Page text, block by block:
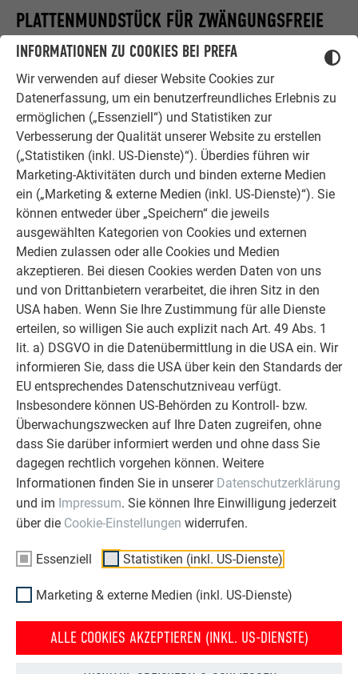
INFORMATIONEN ZU COOKIES BEI PREFA
Wir verwenden auf dieser Website Cookies zur
Datenerfassung, um ein benutzerfreundliches Erlebnis zu
ermöglichen („Essenziell“) und Statistiken zur
Verbesserung der Qualität unserer Website zu erstellen
(„Statistiken (inkl. US-Dienste)“). Überdies führen wir
Marketing-Aktivitäten durch und binden externe Medien
ein („Marketing & externe Medien (inkl. US-Dienste)“). Sie
können entweder über „Speichern“ die jeweils
ausgewählten Kategorien von Cookies und externen
Medien zulassen oder alle Cookies und Medien
akzeptieren. Bei diesen Cookies werden Daten von uns
und von Drittanbietern verarbeitet, die ihren Sitz in den
USA haben. Wenn Sie Ihre Zustimmung für alle Dienste
erteilen, so willigen Sie auch explizit nach Art. 49 Abs. 1
lit. a) DSGVO in die Datenübermittlung in die USA ein. Wir
informieren Sie, dass die USA über kein den Standards der
EU entsprechendes Datenschutzniveau verfügt.
Insbesondere können US-Behörden zu Kontroll- bzw.
Überwachungszwecken auf Ihre Daten zugreifen, ohne
dass Sie darüber informiert werden und ohne dass Sie
dagegen rechtlich vorgehen können. Weitere
Informationen finden Sie in unserer Datenschutzerklärung
und im Impressum. Sie können Ihre Einwilligung jederzeit
über die Cookie-Einstellungen widerrufen.
Essenziell Statistiken (inkl. US-Dienste)
Marketing & externe Medien (inkl. US-Dienste)
ALLE COOKIES AKZEPTIEREN (INKL. US-DIENSTE)
PLATTENMUNDSTÜCK FÜR ZWÄNGUNGSFREIE
MONTAGE
Passend zu den Balkonnieten (Nietkopfdurchmesser 15 mm)
wird das Plattenmundstück mit einem Außendurchmesser
von 30 mm angeboten. Die Verwendung des
Plattenmundstückes ermöglicht eine zwängungsfreie,
dehnungsgerechte Montage der PREFABOND Aluminium
Verbundplatten.
PREFABOND ALUMINIUM VERBUNDPLATTE
TECHNISCHE DATEN
MATERIAL:
bandbeschichtetes Aluminium (Vorderseite)
FR-Kern (projektbezogen A2-Kern auf Anfrage)
Aluminium mit Schutzlack (Rückseite)
GRÖSSE:
4.010 × 1.535 × 4,0 mm, andere Größen und Zuschnitte
sowie Bearbeitung (Schneiden, Fräsen, Bohren) möglich
GEWICHT:
7,6 kg/m2
BEFESTIGUNG:
auf Holz-Unterkonstruktion: geschraubt/geklebt